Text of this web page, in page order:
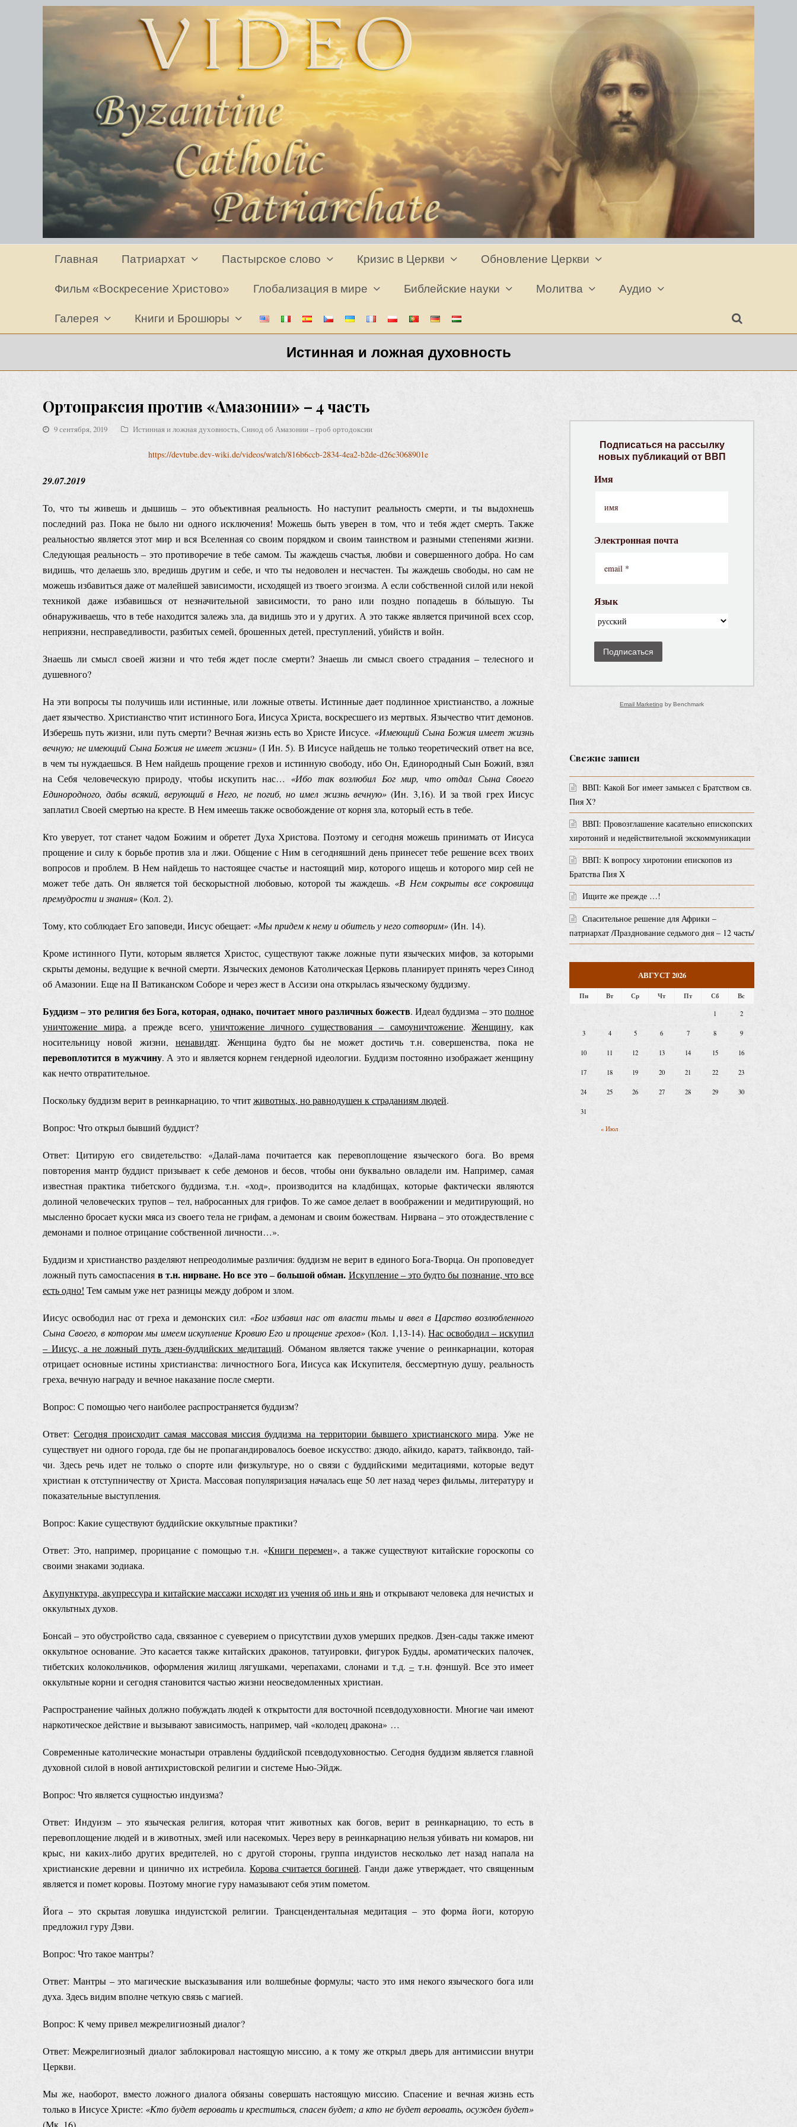
Главная Патриархат Пастырское слово Кризис в Церкви Обновление Церкви
Фильм «Воскресение Христово» Глобализация в мире Библейские науки Молитва Аудио
Галерея Книги и Брошюры
Истинная и ложная духовность
Ортопраксия против «Амазонии» – 4 часть
9 сентября, 2019 Истинная и ложная духовность,Синод об Амазонии – гроб ортодоксии
https://devtube.dev-wiki.de/videos/watch/816b6ccb-2834-4ea2-b2de-d26c3068901e
29.07.2019
То, что ты живешь и дышишь ‒ это объективная реальность. Но наступит реальность смерти, и ты выдохнешь
последний раз. Пока не было ни одного исключения! Можешь быть уверен в том, что и тебя ждет смерть. Также
реальностью является этот мир и вся Вселенная со своим порядком и своим таинством и разными степенями жизни.
Следующая реальность ‒ это противоречие в тебе самом. Ты жаждешь счастья, любви и совершенного добра. Но сам
видишь, что делаешь зло, вредишь другим и себе, и что ты недоволен и несчастен. Ты жаждешь свободы, но сам не
можешь избавиться даже от малейшей зависимости, исходящей из твоего эгоизма. А если собственной силой или некой
техникой даже избавишься от незначительной зависимости, то рано или поздно попадешь в бóльшую. Ты
обнаруживаешь, что в тебе находится залежь зла, да видишь это и у других. А это также является причиной всех ссор,
неприязни, несправедливости, разбитых семей, брошенных детей, преступлений, убийств и войн.
Знаешь ли смысл своей жизни и что тебя ждет после смерти? Знаешь ли смысл своего страдания ‒ телесного и
душевного?
На эти вопросы ты получишь или истинные, или ложные ответы. Истинные дает подлинное христианство, а ложные
дает язычество. Христианство чтит истинного Бога, Иисуса Христа, воскресшего из мертвых. Язычество чтит демонов.
Изберешь путь жизни, или путь смерти? Вечная жизнь есть во Христе Иисусе. «Имеющий Сына Божия имеет жизнь
вечную; не имеющий Сына Божия не имеет жизни»(І Ин. 5). В Иисусе найдешь не только теоретический ответ на все,
в чем ты нуждаешься. В Нем найдешь прощение грехов и истинную свободу, ибо Он, Единородный Сын Божий, взял
на Себя человеческую природу, чтобы искупить нас… «Ибо так возлюбил Бог мир, что отдал Сына Своего
Единородного, дабы всякий, верующий в Него, не погиб, но имел жизнь вечную»(Ин. 3,16). И за твой грех Иисус
заплатил Своей смертью на кресте. В Нем имеешь также освобождение от корня зла, который есть в тебе.
Кто уверует, тот станет чадом Божиим и обретет Духа Христова. Поэтому и сегодня можешь принимать от Иисуса
прощение и силу к борьбе против зла и лжи. Общение с Ним в сегодняшний день принесет тебе решение всех твоих
вопросов и проблем. В Нем найдешь то настоящее счастье и настоящий мир, которого ищешь и которого мир сей не
может тебе дать. Он является той бескорыстной любовью, которой ты жаждешь. «В Нем сокрыты все сокровища
премудрости и знания»(Кол. 2).
Тому, кто соблюдает Его заповеди, Иисус обещает: «Мы придем к нему и обитель у него сотворим»(Ин. 14).
Кроме истинного Пути, которым является Христос, существуют также ложные пути языческих мифов, за которыми
скрыты демоны, ведущие к вечной смерти. Языческих демонов Католическая Церковь планирует принять через Синод
об Амазонии. Еще на II Ватиканском Соборе и через жест в Ассизи она открылась языческому буддизму.
Буддизм ‒ это религия без Бога, которая, однако, почитает много различных божеств. Идеал буддизма ‒ этополное
уничтожение мира, а прежде всего, уничтожение личного существования ‒ самоуничтожение.Женщину, как
носительницу новой жизни, ненавидят. Женщина будто бы не может достичь т.н. совершенства, пока не
перевоплотится в мужчину. А это и является корнем гендерной идеологии. Буддизм постоянно изображает женщину
как нечто отвратительное.
Поскольку буддизм верит в реинкарнацию, то чтитживотных, но равнодушен к страданиям людей.
Вопрос: Что открыл бывший буддист?
Ответ: Цитирую его свидетельство: «Далай-лама почитается как перевоплощение языческого бога. Во время
повторения мантр буддист призывает к себе демонов и бесов, чтобы они буквально овладели им. Например, самая
известная практика тибетского буддизма, т.н. «ход», производится на кладбищах, которые фактически являются
долиной человеческих трупов ‒ тел, набросанных для грифов. То же самое делает в воображении и медитирующий, но
мысленно бросает куски мяса из своего тела не грифам, а демонам и своим божествам. Нирвана ‒ это отождествление с
демонами и полное отрицание собственной личности…».
Буддизм и христианство разделяют непреодолимые различия: буддизм не верит в единого Бога-Творца. Он проповедует
ложный путь самоспасения в т.н. нирване. Но все это ‒ большой обман. Искупление ‒ это будто бы познание, что все
есть одно! Тем самым уже нет разницы между добром и злом.
Иисус освободил нас от греха и демонских сил: «Бог избавил нас от власти тьмы и ввел в Царство возлюбленного
Сына Своего, в котором мы имеем искупление Кровию Его и прощение грехов»(Кол. 1,13-14).Нас освободил ‒ искупил
‒ Иисус, а не ложный путь дзен-буддийских медитаций. Обманом является также учение о реинкарнации, которая
отрицает основные истины христианства: личностного Бога, Иисуса как Искупителя, бессмертную душу, реальность
греха, вечную награду и вечное наказание после смерти.
Вопрос: С помощью чего наиболее распространяется буддизм?
Ответ:Сегодня происходит самая массовая миссия буддизма на территории бывшего христианского мира. Уже не
существует ни одного города, где бы не пропагандировалось боевое искусство: дзюдо, айкидо, каратэ, тайквондо, тай-
чи. Здесь речь идет не только о спорте или физкультуре, но о связи с буддийскими медитациями, которые ведут
христиан к отступничеству от Христа. Массовая популяризация началась еще 50 лет назад через фильмы, литературу и
показательные выступления.
Вопрос: Какие существуют буддийские оккультные практики?
Ответ: Это, например, прорицание с помощью т.н. «Книги перемен», а также существуют китайские гороскопы со
своими знаками зодиака.
Акупунктура, акупрессура и китайские массажи исходят из учения об инь и яньи открывают человека для нечистых и
оккультных духов.
Бонсай ‒ это обустройство сада, связанное с суеверием о присутствии духов умерших предков. Дзен-сады также имеют
оккультное основание. Это касается также китайских драконов, татуировки, фигурок Будды, ароматических палочек,
тибетских колокольчиков, оформления жилищ лягушками, черепахами, слонами и т.д.‒ т.н. фэншуй. Все это имеет
оккультные корни и сегодня становится частью жизни неосведомленных христиан.
Распространение чайных должно побуждать людей к открытости для восточной псевдодуховности. Многие чаи имеют
наркотическое действие и вызывают зависимость, например, чай «колодец дракона» …
Современные католические монастыри отравлены буддийской псевдодуховностью. Сегодня буддизм является главной
духовной силой в новой антихристовской религии и системе Нью-Эйдж.
Вопрос: Что является сущностью индуизма?
Ответ: Индуизм ‒ это языческая религия, которая чтит животных как богов, верит в реинкарнацию, то есть в
перевоплощение людей и в животных, змей или насекомых. Через веру в реинкарнацию нельзя убивать ни комаров, ни
крыс, ни каких-либо других вредителей, но с другой стороны, группа индуистов несколько лет назад напала на
христианские деревни и цинично их истребила. Корова считается богиней. Ганди даже утверждает, что священным
является и помет коровы. Поэтому многие гуру намазывают себя этим пометом.
Йога ‒ это скрытая ловушка индуистской религии. Трансцендентальная медитация ‒ это форма йоги, которую
предложил гуру Дэви.
Вопрос: Что такое мантры?
Ответ: Мантры ‒ это магические высказывания или волшебные формулы; часто это имя некого языческого бога или
духа. Здесь видим вполне четкую связь с магией.
Вопрос: К чему привел межрелигиозный диалог?
Ответ: Межрелигиозный диалог заблокировал настоящую миссию, а к тому же открыл дверь для антимиссии внутри
Церкви.
Мы же, наоборот, вместо ложного диалога обязаны совершать настоящую миссию. Спасение и вечная жизнь есть
только в Иисусе Христе: «Кто будет веровать и креститься, спасен будет; а кто не будет веровать, осужден будет»
(Мк. 16).
Подписаться на рассылку
новых публикаций от ВВП
Имя
Электронная почта
Язык
Подписаться
Email Marketing by Benchmark
Свежие записи
BВП: Какой Бог имеет замысел с Братством св.
Пия X?
ВВП: Провозглашение касательно епископских
хиротоний и недействительной экскоммуникации
ВВП: К вопросу хиротонии епископов из
Братства Пия X
Ищите же прежде …!
Спасительное решение для Африки –
патриархат /Празднование седьмого дня – 12 часть/
АВГУСТ 2026
Пн Вт Ср Чт Пт Сб Вс
« Июл
1 2
3 4 5 6 7 8 9
10 11 12 13 14 15 16
17 18 19 20 21 22 23
24 25 26 27 28 29 30
31